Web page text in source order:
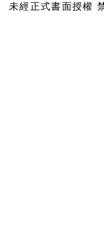
未經正式書面授權